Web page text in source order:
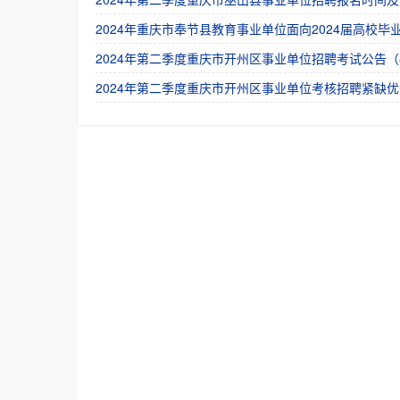
2024年重庆市奉节县教育事业单位面向2024届高校毕
2024年第二季度重庆市开州区事业单位招聘考试公告
2024年第二季度重庆市开州区事业单位考核招聘紧缺